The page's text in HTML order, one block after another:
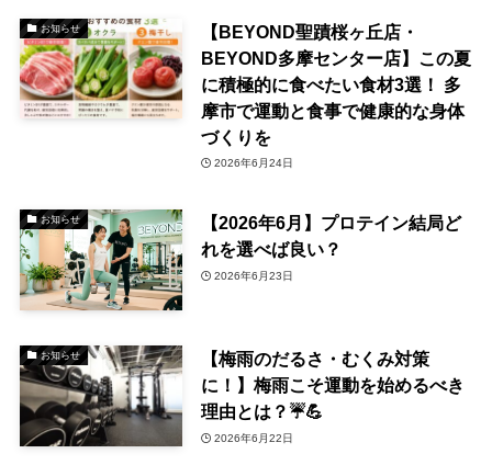
お知らせ
【BEYOND聖蹟桜ヶ丘店・
BEYOND多摩センター店】この夏
に積極的に食べたい食材3選！ 多
摩市で運動と食事で健康的な身体
づくりを
2026年6月24日
お知らせ
【2026年6月】プロテイン結局ど
れを選べば良い？
2026年6月23日
お知らせ
【梅雨のだるさ・むくみ対策
に！】梅雨こそ運動を始めるべき
理由とは？☔💪
2026年6月22日